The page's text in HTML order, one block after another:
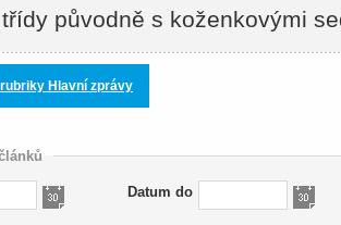
původně s koženkovými
Hlavní zprávy
Datum do